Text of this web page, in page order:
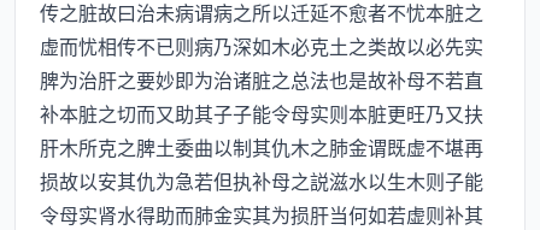
传之脏故曰治未病谓病之所以迁延不愈者不忧本脏之
虚而忧相传不已则病乃深如木必克土之类故以必先实
脾为治肝之要妙即为治诸脏之总法也是故补母不若直
补本脏之切而又助其子子能令母实则本脏更旺乃又扶
肝木所克之脾土委曲以制其仇木之肺金谓既虚不堪再
损故以安其仇为急若但执补母之説滋水以生木则子能
令母实肾水得助而肺金实其为损肝当何如若虚则补其